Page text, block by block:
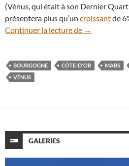
(Vénus, qui était à son Dernier
présentera plus qu’un croissantde
Continuer la lecture de La planète
→
BOURGOGNE CÔTE-D'OR MARS
VÉNUS
GALERIES